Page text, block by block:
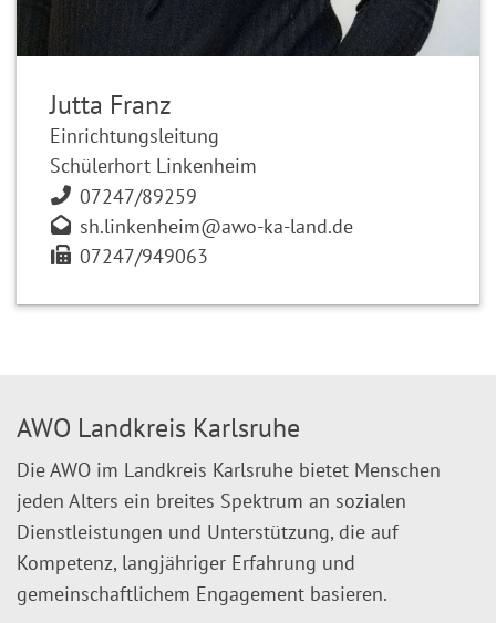
Jutta Franz
Einrichtungsleitung
Schülerhort Linkenheim
07247/89259
sh.linkenheim@awo-ka-land.de
07247/949063
AWO Landkreis Karlsruhe
Die AWO im Landkreis Karlsruhe bietet Menschen
jeden Alters ein breites Spektrum an sozialen
Dienstleistungen und Unterstützung, die auf
Kompetenz, langjähriger Erfahrung und
gemeinschaftlichem Engagement basieren.